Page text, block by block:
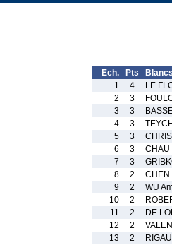
Ech. Pts
Blancs
1
4
LE
2
3
3
3
4
3
5
3
6
3
CHAU
7
3
8
2
CHEN
9
2
WU
10
2
11
2
DE
12
2
13
2